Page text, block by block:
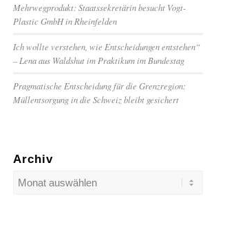
Mehrwegprodukt: Staatssekretärin besucht Vogt-
Plastic GmbH in Rheinfelden
Ich wollte verstehen, wie Entscheidungen entstehen“
– Lena aus Waldshut im Praktikum im Bundestag
Pragmatische Entscheidung für die Grenzregion:
Müllentsorgung in die Schweiz bleibt gesichert
Archiv